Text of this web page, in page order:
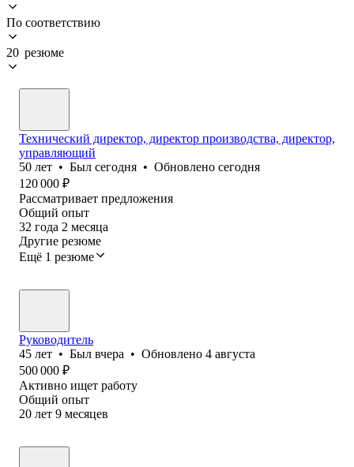
По соответствию
20 резюме
Технический директор, директор производства, директор,
управляющий
50 лет • Был сегодня • Обновлено сегодня
120 000 ₽
Рассматривает предложения
Общий опыт
32 года 2 месяца
Другие резюме
Ещё 1 резюме
Руководитель
45 лет • Был вчера • Обновлено 4 августа
500 000 ₽
Активно ищет работу
Общий опыт
20 лет 9 месяцев